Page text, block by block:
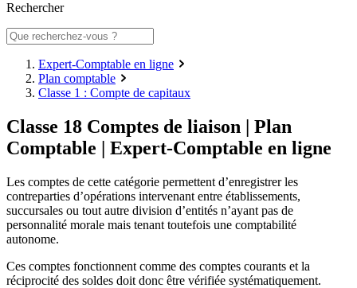
Rechercher
Expert-Comptable en ligne
Plan comptable
Classe 1 : Compte de capitaux
Classe 18 Comptes de liaison | Plan
Comptable | Expert-Comptable en ligne
Les comptes de cette catégorie permettent d’enregistrer les
contreparties d’opérations intervenant entre établissements,
succursales ou tout autre division d’entités n’ayant pas de
personnalité morale mais tenant toutefois une comptabilité
autonome.
Ces comptes fonctionnent comme des comptes courants et la
réciprocité des soldes doit donc être vérifiée systématiquement.